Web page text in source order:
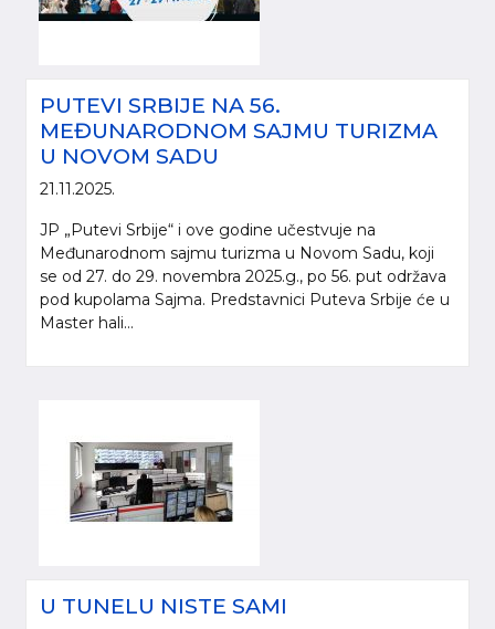
PUTEVI SRBIJE NA 56.
MEĐUNARODNOM SAJMU TURIZMA
U NOVOM SADU
21.11.2025.
JP „Putevi Srbije“ i ove godine učestvuje na
Međunarodnom sajmu turizma u Novom Sadu, koji
se od 27. do 29. novembra 2025.g., po 56. put održava
pod kupolama Sajma. Predstavnici Puteva Srbije će u
Master hali...
U TUNELU NISTE SAMI
prezentacije „Putevi Srbije“ d.o.o., obavezno navedete izvor („Putevi Srbije“
© 2005-2026. "Putevi Srbije" d.o.o. All rights reserved.